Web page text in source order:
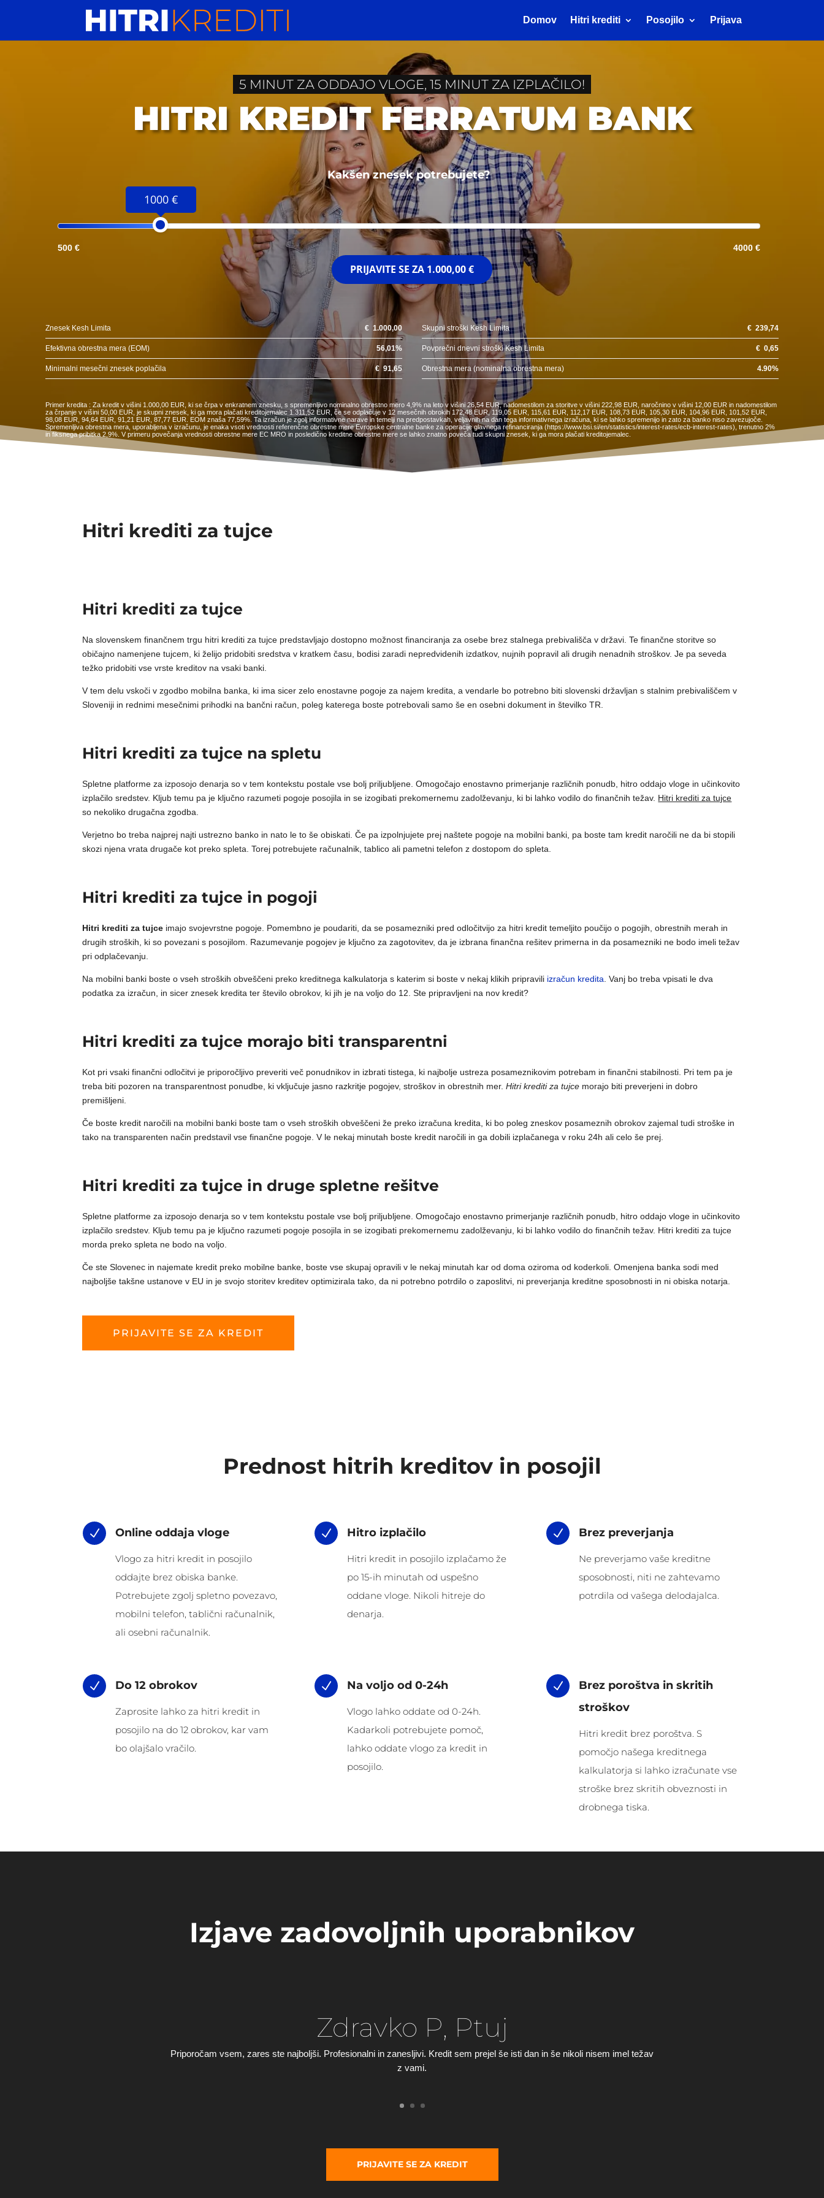
Domov Hitri krediti Posojilo Prijava
5 MINUT ZA ODDAJO VLOGE, 15 MINUT ZA IZPLAČILO!
HITRI KREDIT FERRATUM BANK
Kakšen znesek potrebujete?
1000 €
500 € 4000 €
PRIJAVITE SE ZA 1.000,00 €
Znesek Kesh Limita € 1.000,00 Skupni stroški Kesh Limita €239,74
Efektivna obrestna mera (EOM) 56,01% Povprečni dnevni stroški Kesh Limita €0,65
Minimalni mesečni znesek poplačila € 91,65 Obrestna mera (nominalna obrestna mera) 4.90%
Primer kredita : Za kredit v višini 1.000,00 EUR, ki se črpa v enkratnem znesku, s spremenljivo nominalno obrestno mero 4,9% na leto v višini 26,54 EUR, nadomestilom za storitve v višini 222,98 EUR, naročnino v višini 12,00 EUR in nadomestilom
za črpanje v višini 50,00 EUR, je skupni znesek, ki ga mora plačati kreditojemalec 1.311,52 EUR, če se odplačuje v 12 mesečnih obrokih 172,48 EUR, 119,05 EUR, 115,61 EUR, 112,17 EUR, 108,73 EUR, 105,30 EUR, 104,96 EUR, 101,52 EUR,
98,08 EUR, 94,64 EUR, 91,21 EUR, 87,77 EUR. EOM znaša 77,59%. Ta izračun je zgolj informativne narave in temelji na predpostavkah, veljavnih na dan tega informativnega izračuna, ki se lahko spremenijo in zato za banko niso zavezujoče.
Spremenljiva obrestna mera, uporabljena v izračunu, je enaka vsoti vrednosti referenčne obrestne mere Evropske centralne banke za operacije glavnega refinanciranja (https://www.bsi.si/en/statistics/interest-rates/ecb-interest-rates), trenutno 2%
in fiksnega pribitka 2,9%. V primeru povečanja vrednosti obrestne mere EC MRO in posledično kreditne obrestne mere se lahko znatno poveča tudi skupni znesek, ki ga mora plačati kreditojemalec.
Hitri krediti za tujce
Hitri krediti za tujce
Na slovenskem finančnem trgu hitri krediti za tujce predstavljajo dostopno možnost financiranja za osebe brez stalnega prebivališča v državi. Te finančne storitve so
običajno namenjene tujcem, ki želijo pridobiti sredstva v kratkem času, bodisi zaradi nepredvidenih izdatkov, nujnih popravil ali drugih nenadnih stroškov. Je pa seveda
težko pridobiti vse vrste kreditov na vsaki banki.
V tem delu vskoči v zgodbo mobilna banka, ki ima sicer zelo enostavne pogoje za najem kredita, a vendarle bo potrebno biti slovenski državljan s stalnim prebivališčem v
Sloveniji in rednimi mesečnimi prihodki na bančni račun, poleg katerega boste potrebovali samo še en osebni dokument in številko TR.
Hitri krediti za tujce na spletu
Spletne platforme za izposojo denarja so v tem kontekstu postale vse bolj priljubljene. Omogočajo enostavno primerjanje različnih ponudb, hitro oddajo vloge in učinkovito
izplačilo sredstev. Kljub temu pa je ključno razumeti pogoje posojila in se izogibati prekomernemu zadolževanju, ki bi lahko vodilo do finančnih težav. Hitri krediti za tujce
so nekoliko drugačna zgodba.
Verjetno bo treba najprej najti ustrezno banko in nato le to še obiskati. Če pa izpolnjujete prej naštete pogoje na mobilni banki, pa boste tam kredit naročili ne da bi stopili
skozi njena vrata drugače kot preko spleta. Torej potrebujete računalnik, tablico ali pametni telefon z dostopom do spleta.
Hitri krediti za tujce in pogoji
Hitri krediti za tujce imajo svojevrstne pogoje. Pomembno je poudariti, da se posamezniki pred odločitvijo za hitri kredit temeljito poučijo o pogojih, obrestnih merah in
drugih stroških, ki so povezani s posojilom. Razumevanje pogojev je ključno za zagotovitev, da je izbrana finančna rešitev primerna in da posamezniki ne bodo imeli težav
pri odplačevanju.
Na mobilni banki boste o vseh stroških obveščeni preko kreditnega kalkulatorja s katerim si boste v nekaj klikih pripravili izračun kredita. Vanj bo treba vpisati le dva
podatka za izračun, in sicer znesek kredita ter število obrokov, ki jih je na voljo do 12. Ste pripravljeni na nov kredit?
Hitri krediti za tujce morajo biti transparentni
Kot pri vsaki finančni odločitvi je priporočljivo preveriti več ponudnikov in izbrati tistega, ki najbolje ustreza posameznikovim potrebam in finančni stabilnosti. Pri tem pa je
treba biti pozoren na transparentnost ponudbe, ki vključuje jasno razkritje pogojev, stroškov in obrestnih mer.Hitri krediti za tujce morajo biti preverjeni in dobro
premišljeni.
Če boste kredit naročili na mobilni banki boste tam o vseh stroških obveščeni že preko izračuna kredita, ki bo poleg zneskov posameznih obrokov zajemal tudi stroške in
tako na transparenten način predstavil vse finančne pogoje. V le nekaj minutah boste kredit naročili in ga dobili izplačanega v roku 24h ali celo še prej.
Hitri krediti za tujce in druge spletne rešitve
Spletne platforme za izposojo denarja so v tem kontekstu postale vse bolj priljubljene. Omogočajo enostavno primerjanje različnih ponudb, hitro oddajo vloge in učinkovito
izplačilo sredstev. Kljub temu pa je ključno razumeti pogoje posojila in se izogibati prekomernemu zadolževanju, ki bi lahko vodilo do finančnih težav. Hitri krediti za tujce
morda preko spleta ne bodo na voljo.
Če ste Slovenec in najemate kredit preko mobilne banke, boste vse skupaj opravili v le nekaj minutah kar od doma oziroma od koderkoli. Omenjena banka sodi med
najboljše takšne ustanove v EU in je svojo storitev kreditev optimizirala tako, da ni potrebno potrdilo o zaposlitvi, ni preverjanja kreditne sposobnosti in ni obiska notarja.
PRIJAVITE SE ZA KREDIT
Prednost hitrih kreditov in posojil
N Online oddaja vloge
Vlogo za hitri kredit in posojilo
oddajte brez obiska banke.
Potrebujete zgolj spletno povezavo,
mobilni telefon, tablični računalnik,
ali osebni računalnik.
N Hitro izplačilo
Hitri kredit in posojilo izplačamo že
po 15-ih minutah od uspešno
oddane vloge. Nikoli hitreje do
denarja.
N Brez preverjanja
Ne preverjamo vaše kreditne
sposobnosti, niti ne zahtevamo
potrdila od vašega delodajalca.
N Do 12 obrokov
Zaprosite lahko za hitri kredit in
posojilo na do 12 obrokov, kar vam
bo olajšalo vračilo.
N Na voljo od 0-24h
Vlogo lahko oddate od 0-24h.
Kadarkoli potrebujete pomoč,
lahko oddate vlogo za kredit in
posojilo.
N
Brez poroštva in skritih
stroškov
Hitri kredit brez poroštva. S
pomočjo našega kreditnega
kalkulatorja si lahko izračunate vse
stroške brez skritih obveznosti in
drobnega tiska.
Izjave zadovoljnih uporabnikov
Zdravko P, Ptuj
Priporočam vsem, zares ste najboljši. Profesionalni in zanesljivi. Kredit sem prejel še isti dan in še nikoli nisem imel težav
z vami.
PRIJAVITE SE ZA KREDIT